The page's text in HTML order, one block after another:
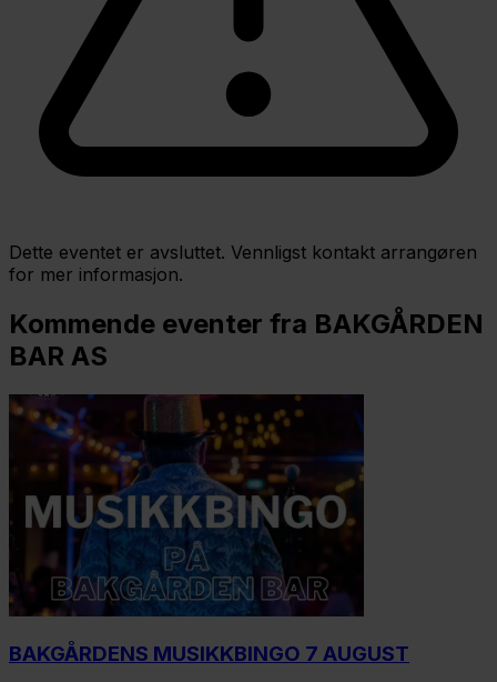
Dette eventet er avsluttet. Vennligst kontakt arrangøren
for mer informasjon.
Kommende eventer fra BAKGÅRDEN
BAR AS
BAKGÅRDENS MUSIKKBINGO 7 AUGUST